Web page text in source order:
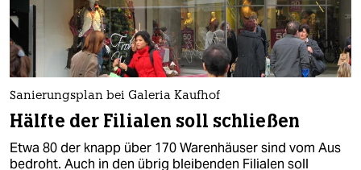
Sanierungsplan bei Galeria Kaufhof
Hälfte der Filialen soll schließen
Etwa 80 der knapp über 170 Warenhäuser sind vom Aus
bedroht. Auch in den übrig bleibenden Filialen soll